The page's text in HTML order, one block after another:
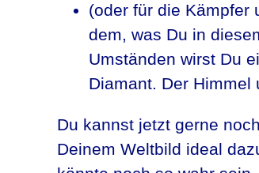
(oder für die Kämpfer
dem, was Du in
Umständen wirst Du
Diamant. Der Himmel
Du kannst jetzt gerne
Deinem Weltbild ideal